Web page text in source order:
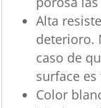
Alta
deterioro.
caso de
surface
Color